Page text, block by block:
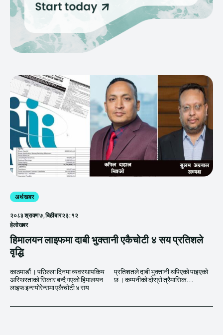
अर्थ खबर
२०८३ श्रावण ७, बिहीबार २३:१२
हेलाेखबर
हिमालयन लाइफमा दाबी भुक्तानी एकैचोटी ४ सय प्रतिशले
वृद्धि
काठमाडौं । पछिल्ला दिनमा व्यवस्थापकिय
अस्थिरताको सिकार बन्दै गएको हिमालयन
लाइफ इन्स्योरेन्समा एकैचोटी ४ सय
प्रतिशतले दाबी भुक्तानी थपिएको पाइएको
छ । कम्पनीको दोस्रो त्रैमासिक...